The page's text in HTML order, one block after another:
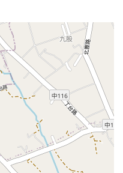
2樓
4樓
11~20樓
樓